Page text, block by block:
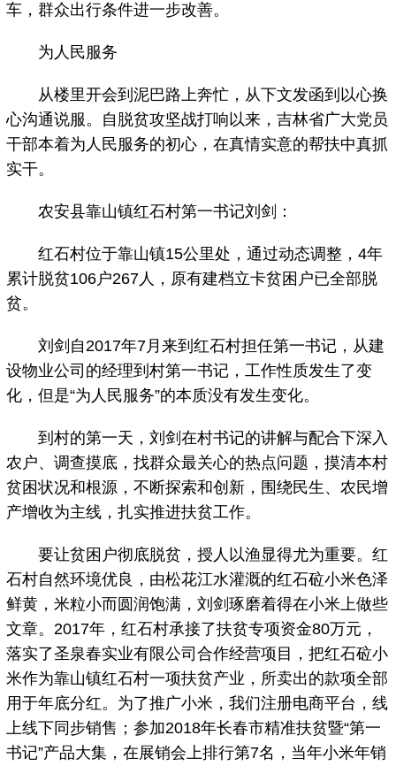
车，群众出行条件进一步改善。
为人民服务
从楼里开会到泥巴路上奔忙，从下文发函到以心换
心沟通说服。自脱贫攻坚战打响以来，吉林省广大党员
干部本着为人民服务的初心，在真情实意的帮扶中真抓
实干。
农安县靠山镇红石村第一书记刘剑：
红石村位于靠山镇15公里处，通过动态调整，4年
累计脱贫106户267人，原有建档立卡贫困户已全部脱
贫。
刘剑自2017年7月来到红石村担任第一书记，从建
设物业公司的经理到村第一书记，工作性质发生了变
化，但是“为人民服务”的本质没有发生变化。
到村的第一天，刘剑在村书记的讲解与配合下深入
农户、调查摸底，找群众最关心的热点问题，摸清本村
贫困状况和根源，不断探索和创新，围绕民生、农民增
产增收为主线，扎实推进扶贫工作。
要让贫困户彻底脱贫，授人以渔显得尤为重要。红
石村自然环境优良，由松花江水灌溉的红石砬小米色泽
鲜黄，米粒小而圆润饱满，刘剑琢磨着得在小米上做些
文章。2017年，红石村承接了扶贫专项资金80万元，
落实了圣泉春实业有限公司合作经营项目，把红石砬小
米作为靠山镇红石村一项扶贫产业，所卖出的款项全部
用于年底分红。为了推广小米，我们注册电商平台，线
上线下同步销售；参加2018年长春市精准扶贫暨“第一
书记”产品大集，在展销会上排行第7名，当年小米年销